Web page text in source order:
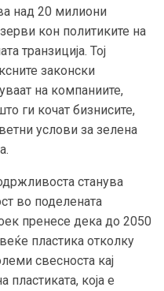
над 20 милиони
кон политиките на
транзиција. Тој
законски
на компаниите,
ги кочат бизнисите,
услови за зелена
станува
во поделената
пренесе дека до 2050
пластика отколку
свесноста кај
пластиката, која е